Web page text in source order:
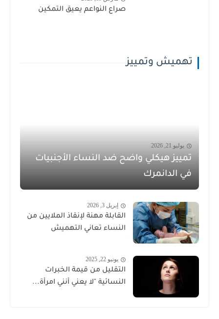
صراع النواعم يعيق التمكين
تهميش وتمييز
يوليو 21, 2026
تمييز هيكلي واضح ضد النساء الأجنبيات
في الدانمرك
إبريل 3, 2026
القابلة مهنة لإنقاذ الملايين من
النساء تعاني التهميش
يونيو 22, 2025
التقليل من قيمة الخبرات
النسائية "لا يعني أنني امرأة...